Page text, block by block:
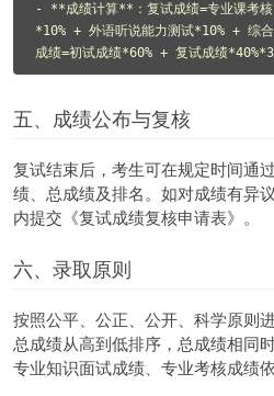
- ​**成绩计算**：复试成绩=专业课考
*10% + 外语听说能力测试*10% + 综合
成绩=初试成绩*60% + 复试成绩*40%*3
五、成绩公布与复核
复试结束后，考生可在规定时间通
绩、总成绩及排名。如对成绩有异
内提交《复试成绩复核申请表》。
六、录取原则
按照公平、公正、公开、科学原则
总成绩从高到低排序，总成绩相同
专业知识面试成绩、专业考核成绩